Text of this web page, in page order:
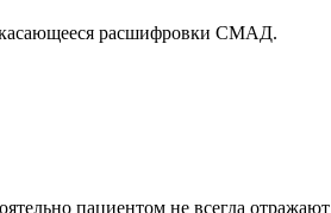
касающееся расшифровки СМАД.
пациентом не всегда